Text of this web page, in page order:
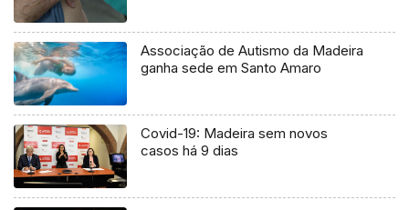
Associação de Autismo da Madeira
ganha sede em Santo Amaro
Covid-19: Madeira sem novos
casos há 9 dias